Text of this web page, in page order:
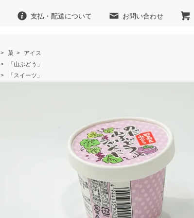
支払・配送について お問い合わせ
菓 >
アイス
「山ぶどう」
「スイーツ」